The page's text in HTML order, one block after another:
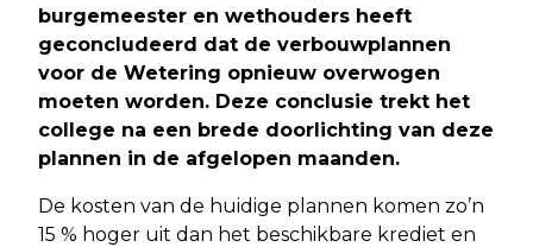
burgemeester en wethouders heeft
geconcludeerd dat de verbouwplannen
voor de Wetering opnieuw overwogen
moeten worden. Deze conclusie trekt het
college na een brede doorlichting van deze
plannen in de afgelopen maanden.
De kosten van de huidige plannen komen zo’n
15 % hoger uit dan het beschikbare krediet en